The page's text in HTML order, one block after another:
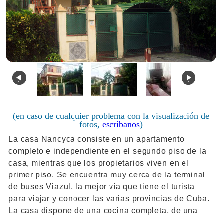
. .
(en caso de cualquier problema con la visualización de
fotos, escríbanos)
La casa Nancyca consiste en un apartamento
completo e independiente en el segundo piso de la
casa, mientras que los propietarios viven en el
primer piso. Se encuentra muy cerca de la terminal
de buses Viazul, la mejor vía que tiene el turista
para viajar y conocer las varias provincias de Cuba.
La casa dispone de una cocina completa, de una